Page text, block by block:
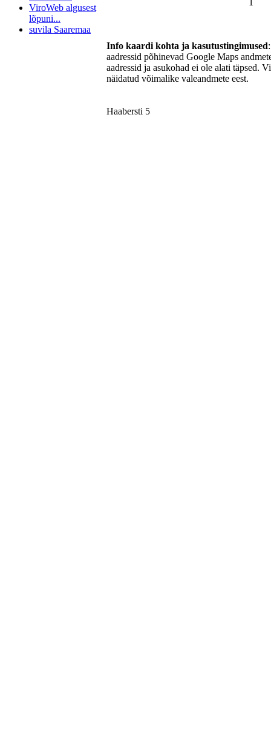
ViroWeb algusest
lõpuni...
suvila Saaremaa
Info kaardi kohta ja kasutustingimused
aadressid põhinevad Google Maps
aadressid ja asukohad ei ole alati täpsed.
näidatud võimalike valeandmete eest.
Haabersti 5